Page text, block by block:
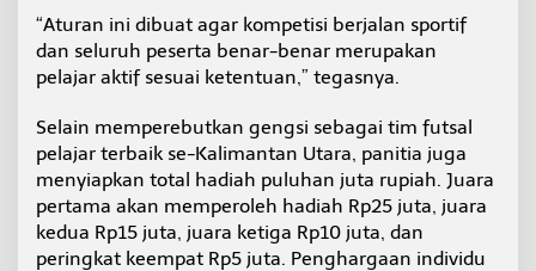
“Aturan ini dibuat agar kompetisi berjalan sportif
dan seluruh peserta benar-benar merupakan
pelajar aktif sesuai ketentuan,” tegasnya.
Selain memperebutkan gengsi sebagai tim futsal
pelajar terbaik se-Kalimantan Utara, panitia juga
menyiapkan total hadiah puluhan juta rupiah. Juara
pertama akan memperoleh hadiah Rp25 juta, juara
kedua Rp15 juta, juara ketiga Rp10 juta, dan
peringkat keempat Rp5 juta. Penghargaan individu